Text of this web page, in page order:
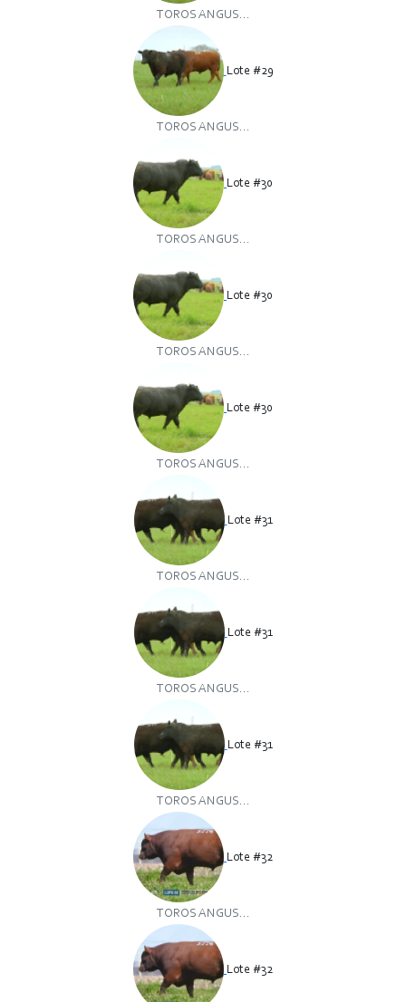
TOROS ANGUS...
Lote #29
TOROS ANGUS...
Lote #30
TOROS ANGUS...
Lote #30
TOROS ANGUS...
Lote #30
TOROS ANGUS...
Lote #31
TOROS ANGUS...
Lote #31
TOROS ANGUS...
Lote #31
TOROS ANGUS...
Lote #32
TOROS ANGUS...
Lote #32